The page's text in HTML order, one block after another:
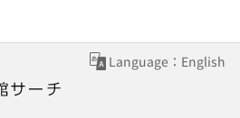
Language：English